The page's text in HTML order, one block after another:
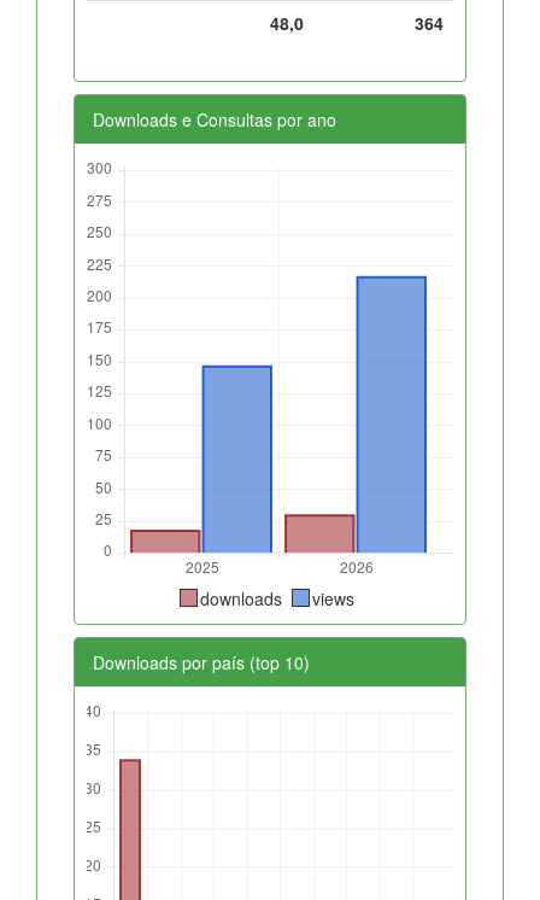
48,0
364
Downloads e Consultas por ano
downloads views
Downloads por país (top 10)